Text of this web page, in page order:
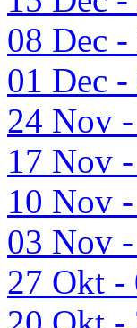
08 Dec
01 Dec
24 Nov
17 Nov
10 Nov
03 Nov
27 Okt -